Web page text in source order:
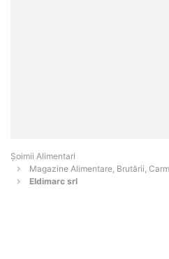
Şoimii Alimentari
Magazine Alimentare, Brutării,
Eldimarc srl